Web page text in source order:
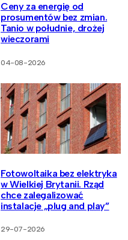
Ceny za energię od
prosumentów bez zmian.
Tanio w południe, drożej
wieczorami
04-08-2026
Fotowoltaika bez elektryka
w Wielkiej Brytanii. Rząd
chce zalegalizować
instalacje „plug and play”
29-07-2026